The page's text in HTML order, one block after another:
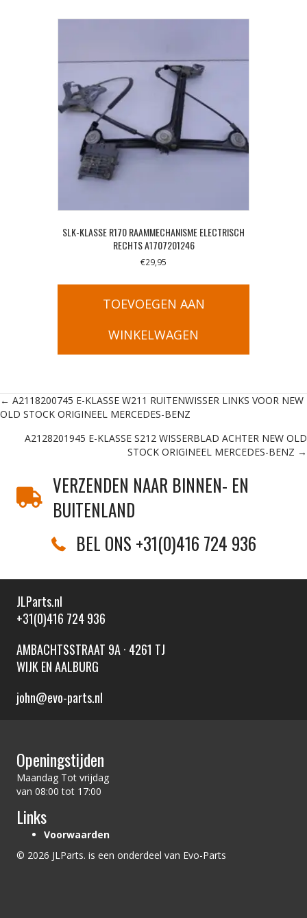
SLK-KLASSE R170 RAAMMECHANISME ELECTRISCH
RECHTS A1707201246
€29,95
TOEVOEGEN AAN
WINKELWAGEN
Posts
navigation
← A2118200745 E-KLASSE W211 RUITENWISSER LINKS VOOR NEW
OLD STOCK ORIGINEEL MERCEDES-BENZ
A2128201945 E-KLASSE S212 WISSERBLAD ACHTER NEW OLD
STOCK ORIGINEEL MERCEDES-BENZ →
VERZENDEN NAAR BINNEN- EN
BUITENLAND
BEL ONS +31(0)416 724 936
JLParts.nl
+31(0)416 724 936
AMBACHTSSTRAAT 9A · 4261 TJ
WIJK EN AALBURG
john@evo-parts.nl
Openingstijden
Maandag Tot vrijdag
van 08:00 tot 17:00
Links
Voorwaarden
© 2026 JLParts. is een onderdeel van Evo-Parts